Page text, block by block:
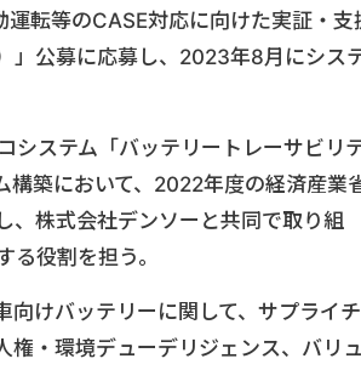
転等のCASE対応に向けた実証・支
」公募に応募し、2023年8月にシス
システム「バッテリートレーサビリ
構築において、2022年度の経済産業
、株式会社デンソーと共同で取り組
役割を担う。
向けバッテリーに関して、サプライチ
権・環境デューデリジェンス、バリュ